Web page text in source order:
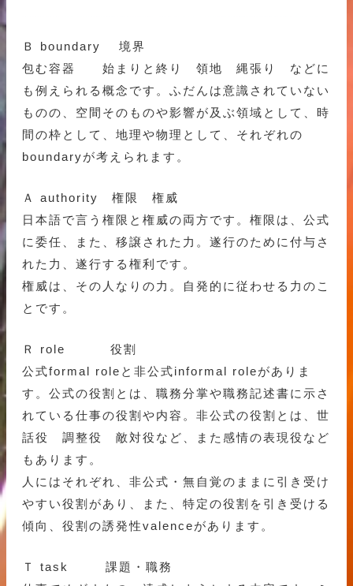
Ｂ boundary 境界
包む容器 始まりと終り 領地 縄張り などに
も例えられる概念です。ふだんは意識されていない
ものの、空間そのものや影響が及ぶ領域として、時
間の枠として、地理や物理として、それぞれの
boundaryが考えられます。
Ａ authority 権限 権威
日本語で言う権限と権威の両方です。権限は、公式
に委任、また、移譲された力。遂行のために付与さ
れた力、遂行する権利です。
権威は、その人なりの力。自発的に従わせる力のこ
とです。
Ｒ role 役割
公式formal roleと非公式informal roleがありま
す。公式の役割とは、職務分掌や職務記述書に示さ
れている仕事の役割や内容。非公式の役割とは、世
話役 調整役 敵対役など、また感情の表現役など
もあります。
人にはそれぞれ、非公式・無自覚のままに引き受け
やすい役割があり、また、特定の役割を引き受ける
傾向、役割の誘発性valenceがあります。
Ｔ task 課題・職務